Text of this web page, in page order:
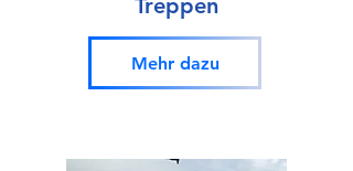
Treppen
Mehr dazu